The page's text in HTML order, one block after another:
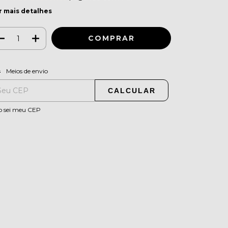
mais detalhes
para o CEP:
Meios de envio
CALCULAR
sei meu CEP